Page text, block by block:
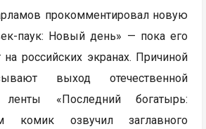
прокомментировал новую
паук: Новый день» — пока его
на российских экранах. Причиной
выход отечественной
ленты «Последний богатырь:
комик озвучил заглавного